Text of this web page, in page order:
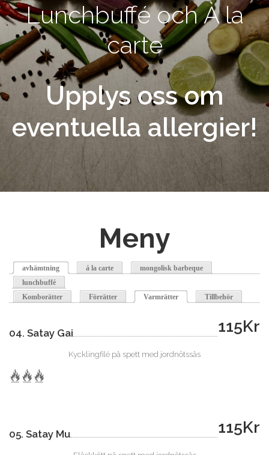
Lunchbuffé och À la
carte
Upplys oss om
eventuella allergier!
Meny
avhämtning á la carte
mongolisk barbeque
lunchbuffé
Komborätter
Förrätter Varmrätter (active tab)Tillbehör
04. Satay Gai 115Kr
Kycklingfilé på spett med jordnötssås
05. Satay Mu 115Kr